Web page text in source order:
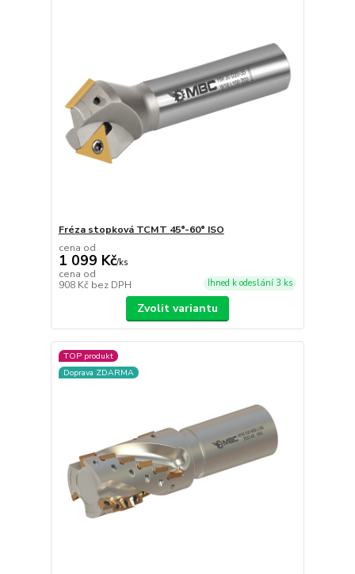
Fréza stopková TCMT 45°-60° ISO
cena od
1 099 Kč/ks
cena od
908 Kč bez DPH Ihned k odeslání 3 ks
Zvolit variantu
TOP produkt
Doprava ZDARMA